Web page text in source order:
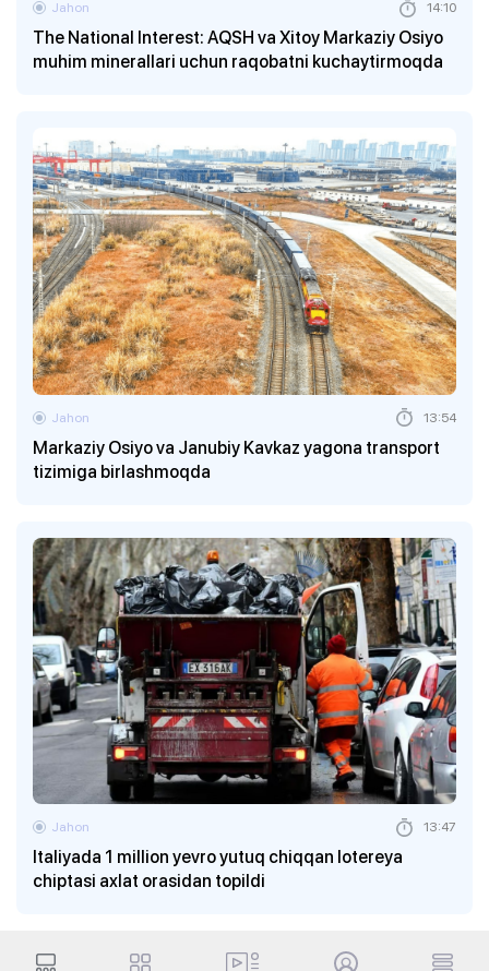
The National Interest: AQSH va Xitoy Markaziy Osiyo
muhim minerallari uchun raqobatni kuchaytirmoqda
Jahon 14:10
Markaziy Osiyo va Janubiy Kavkaz yagona transport
tizimiga birlashmoqda
Jahon 13:54
Italiyada 1 million yevro yutuq chiqqan lotereya
chiptasi axlat orasidan topildi
Jahon 13:47